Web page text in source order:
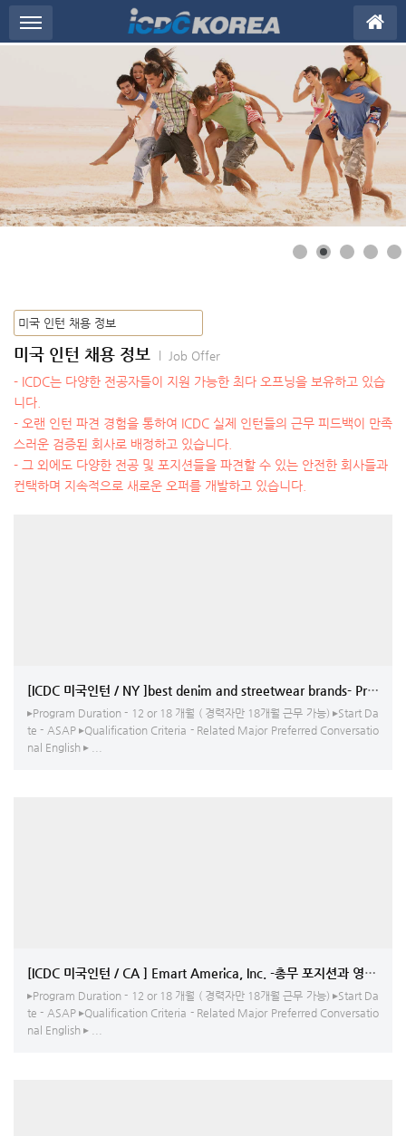
메뉴 건너뛰기
워킹홀리데이 이야기
미국 인턴 채용 정보 l Job Offer
- ICDC는 다양한 전공자들이 지원 가능한 최다 오프닝을 보유하고 있습
니다.
- 오랜 인턴 파견 경험을 통하여 ICDC 실제 인턴들의 근무 피드백이 만족
스러운 검증된 회사로 배정하고 있습니다.
- 그 외에도 다양한 전공 및 포지션들을 파견할 수 있는 안전한 회사들과
컨택하며 지속적으로 새로운 오퍼를 개발하고 있습니다.
[ICDC 미국인턴 /
▸Program Duration - 12 or 18 개월 ( 경력자만 18개월 근무 가능) ▸Start Da
te - ASAP ▸Qualification Criteria - Related Major Preferred Conversatio
nal English ▸ ...
[ICDC 미국인턴 / CA ] Emart America, Inc. -총무 포지션과 영업
▸Program Duration - 12 or 18 개월 ( 경력자만 18개월 근무 가능) ▸Start Da
te - ASAP ▸Qualification Criteria - Related Major Preferred Conversatio
nal English ▸ ...